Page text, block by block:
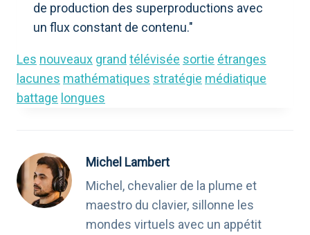
de production des superproductions avec
un flux constant de contenu."
Les nouveaux grand télévisée sortie étranges
lacunes mathématiques stratégie médiatique
battage longues
Michel Lambert
Michel, chevalier de la plume et
maestro du clavier, sillonne les
mondes virtuels avec un appétit